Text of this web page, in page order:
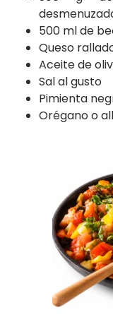
500 ml de
Queso
Aceite de
Sal al gusto
Pimienta
Orégano o